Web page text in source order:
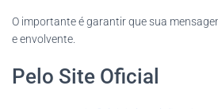
O importante é garantir que sua
e envolvente.
Pelo Site Oficial